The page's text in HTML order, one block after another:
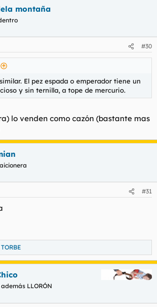
montaña
#30
El pez espada o emperador tiene un
y sin ternilla, a tope de mercurio.
lo venden como cazón (bastante mas
#31
TORBE
LLORÓN